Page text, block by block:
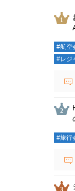
#航空
#レジ
#旅行